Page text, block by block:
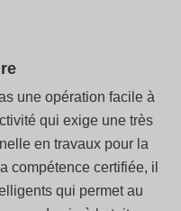
une opération facile à
qui exige une très
en travaux pour la
compétence certifiée, il
qui permet au